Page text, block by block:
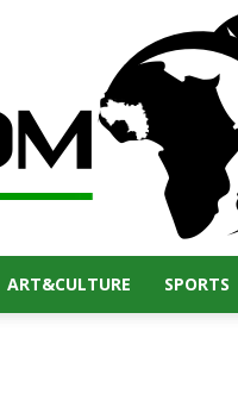
ART&CULTURE SPORTS